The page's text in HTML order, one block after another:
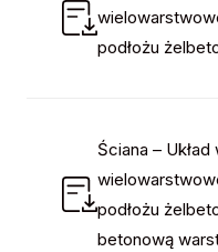
podłożu
Ściana –
podłożu
betonową